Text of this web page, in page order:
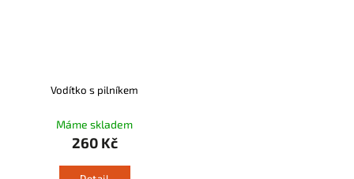
Vodítko s pilníkem
Máme skladem
260 Kč